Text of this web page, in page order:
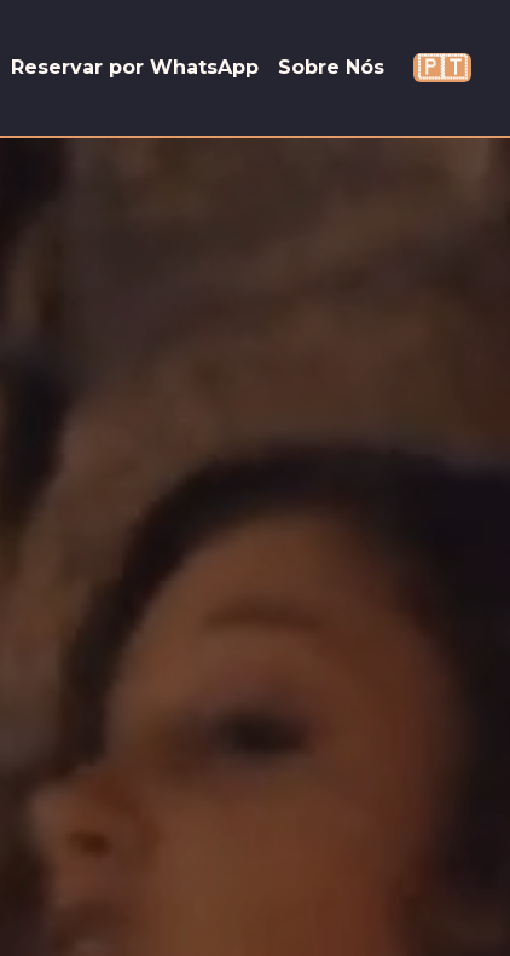
Reservar por WhatsApp Sobre Nós 🇵🇹